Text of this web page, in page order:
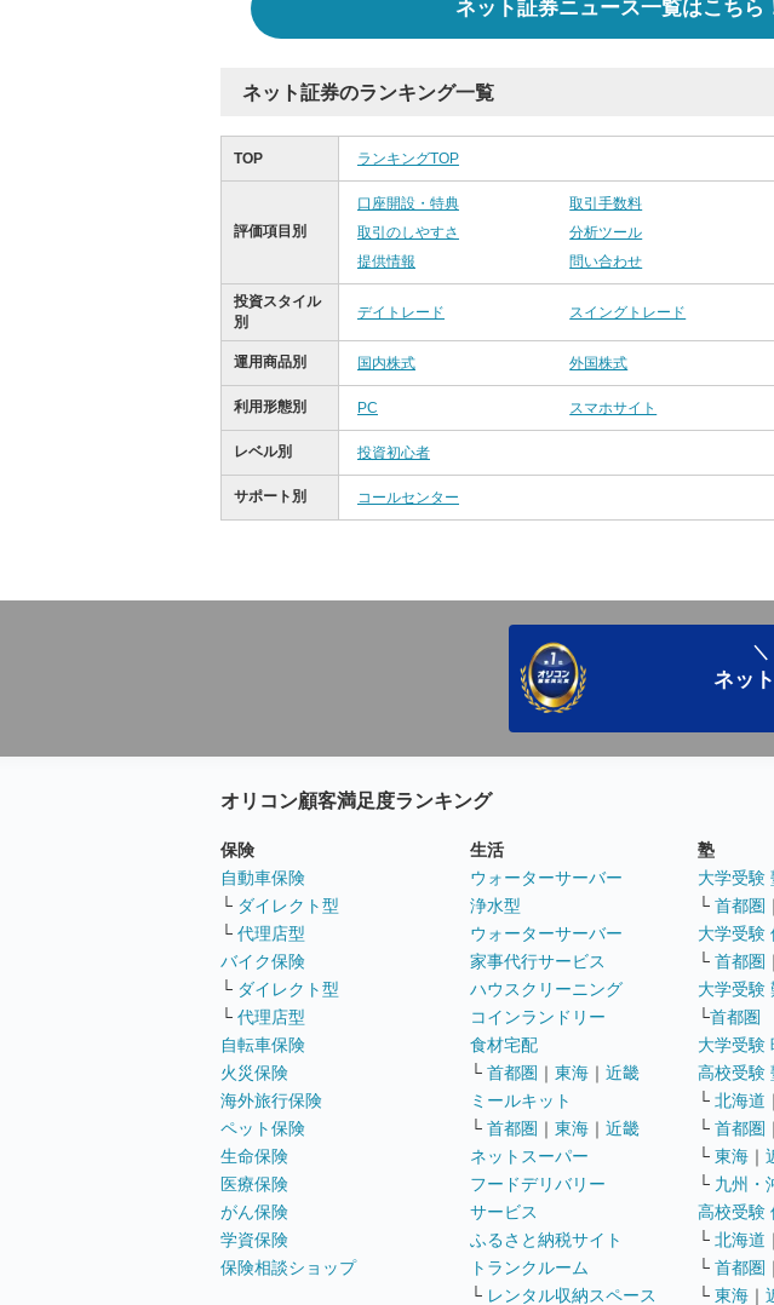
ネット証券ニュース一覧はこちら
ネット証券のランキング一覧
TOP ランキングTOP
評価項目別
口座開設・特典 取引手数料
取引のしやすさ
分析ツール
提供情報
問い合わせ
投資スタイル
別
デイトレード スイングトレード
運用商品別 国内株式 外国株式
利用形態別 PC スマホサイト
レベル別 投資初心者
サポート別 コールセンター
＼
ネッ
オリコン顧客満足度ランキング
保険
自動車保険
└ ダイレクト型
└ 代理店型
バイク保険
└ ダイレクト型
└ 代理店型
自転車保険
火災保険
海外旅行保険
ペット保険
生命保険
医療保険
がん保険
学資保険
保険相談ショップ
生活
ウォーターサーバー
浄水型
ウォーターサーバー
家事代行サービス
ハウスクリーニング
コインランドリー
食材宅配
└ 首都圏 ｜ 東海 ｜ 近畿
ミールキット
└ 首都圏 ｜ 東海 ｜ 近畿
ネットスーパー
フードデリバリー
サービス
ふるさと納税サイト
トランクルーム
└ レンタル収納スペース
塾
大学受験
└ 首都圏 ｜
大学受験
└ 首都圏 ｜
大学受験
└首都圏
大学受験
高校受験
└ 北海道 ｜
└ 首都圏 ｜
└ 東海 ｜
└ 九州・
高校受験
└ 北海道 ｜
└ 首都圏 ｜
└ 東海 ｜